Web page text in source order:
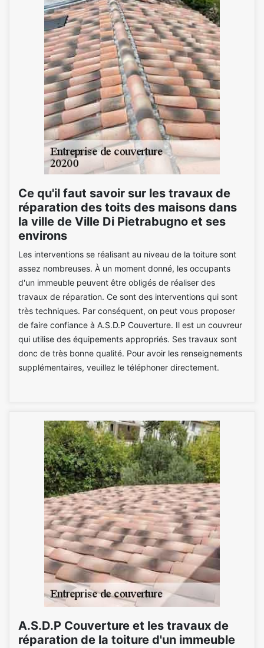
Ce qu'il faut savoir sur les travaux de
réparation des toits des maisons dans
la ville de Ville Di Pietrabugno et ses
environs
Les interventions se réalisant au niveau de la toiture sont
assez nombreuses. À un moment donné, les occupants
d'un immeuble peuvent être obligés de réaliser des
travaux de réparation. Ce sont des interventions qui sont
très techniques. Par conséquent, on peut vous proposer
de faire confiance à A.S.D.P Couverture. Il est un couvreur
qui utilise des équipements appropriés. Ses travaux sont
donc de très bonne qualité. Pour avoir les renseignements
supplémentaires, veuillez le téléphoner directement.
A.S.D.P Couverture et les travaux de
réparation de la toiture d'un immeuble